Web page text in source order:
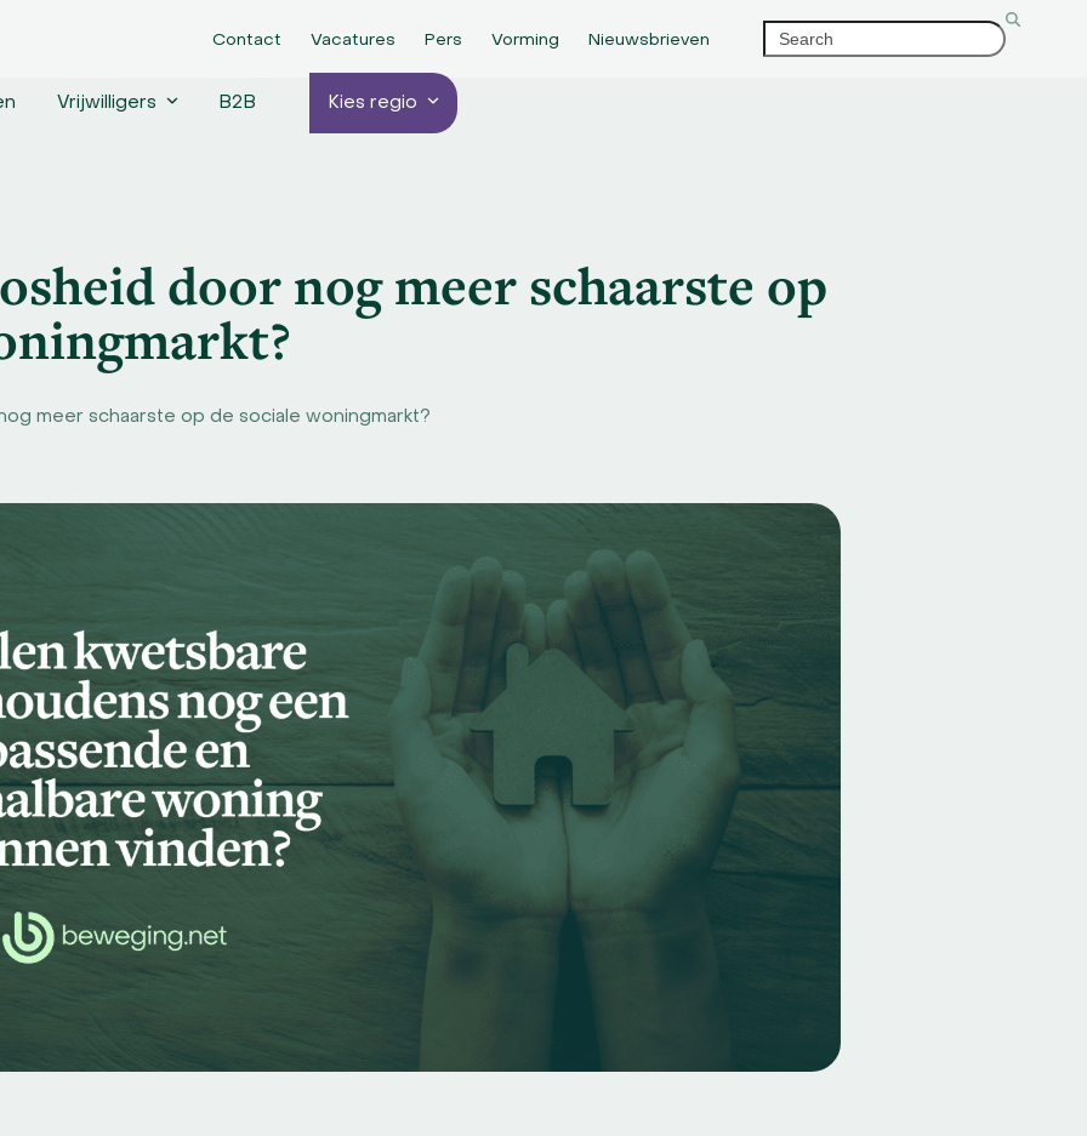
Contact Vacatures Pers Vorming Nieuwsbrieven
Search
Vrijwilligers B2B Kies regio
door nog meer schaarste op
meer schaarste op de sociale woningmarkt?